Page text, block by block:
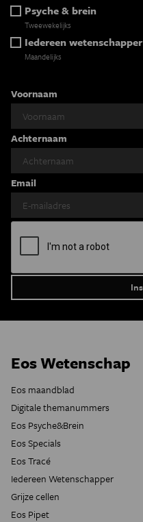
Psyche & brein
Tweewekelijks
Iedereen wetenschapper
Maandelijks
Voornaam
Achternaam
Email
Eos Wetenschap
Eos maandblad
Digitale themanummers
Eos Psyche&Brein
Eos Specials
Eos Tracé
Iedereen Wetenschapper
Grijze cellen
Eos Pipet